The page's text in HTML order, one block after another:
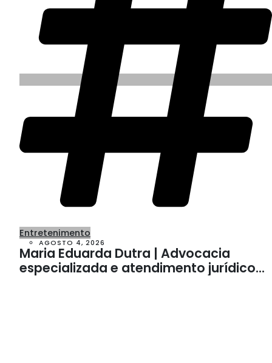
Entretenimento
AGOSTO 4, 2026
Maria Eduarda Dutra | Advocacia
especializada e atendimento jurídico